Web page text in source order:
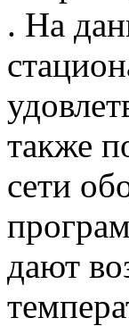
. На
также
сети
дают